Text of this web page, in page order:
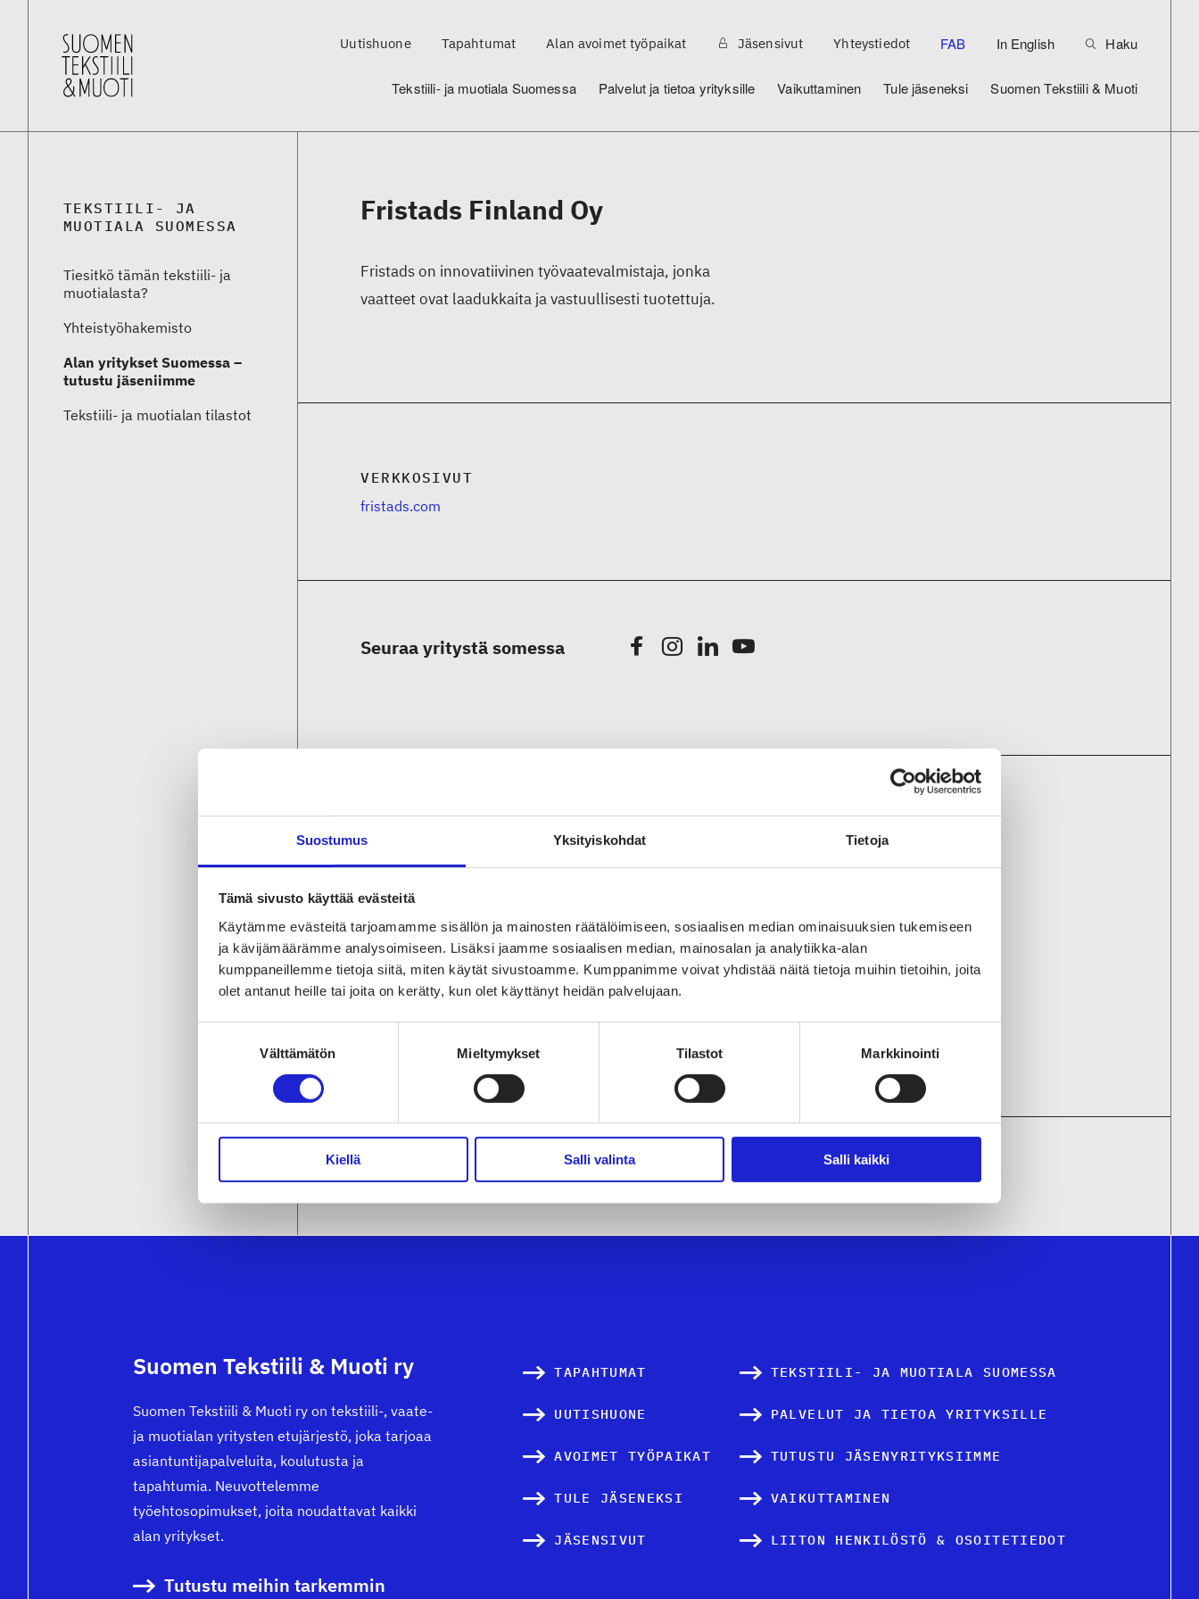
Suostumus Yksityiskohdat Tietoja
Tämä sivusto käyttää evästeitä
Käytämme evästeitä tarjoamamme sisällön ja mainosten räätälöimiseen, sosiaalisen median ominaisuuksien tukemiseen
ja kävijämäärämme analysoimiseen. Lisäksi jaamme sosiaalisen median, mainosalan ja analytiikka-alan
kumppaneillemme tietoja siitä, miten käytät sivustoamme. Kumppanimme voivat yhdistää näitä tietoja muihin tietoihin, joita
olet antanut heille tai joita on kerätty, kun olet käyttänyt heidän palvelujaan.
Välttämätön Mieltymykset Tilastot Markkinointi
Kiellä Salli valinta Salli kaikki
Uutishuone Tapahtumat Alan avoimet työpaikat Jäsensivut Yhteystiedot FAB In English Haku
Tekstiili- ja muotiala Suomessa Palvelut ja tietoa yrityksille Vaikuttaminen Tule jäseneksi Suomen Tekstiili & Muoti
TEKSTIILI- JA
MUOTIALA SUOMESSA
Tiesitkö tämän tekstiili- ja
muotialasta?
Yhteistyö­hakemisto
Alan yritykset Suomessa –
tutustu jäseniimme
Tekstiili- ja muotialan tilastot
Fristads Finland Oy
Fristads on innovatiivinen työvaatevalmistaja, jonka
vaatteet ovat laadukkaita ja vastuullisesti tuotettuja.
VERKKOSIVUT
fristads.com
Seuraa yritystä somessa
TUTUSTU MYÖS NÄIHIN JÄSENYRITYKSIIN
Added Value Design Oy
Touchpoint Oy
KAIKKI JÄSENYRITYKSEMME
Suomen Tekstiili & Muoti ry
Suomen Tekstiili & Muoti ry on tekstiili-, vaate-
ja muotialan yritysten etujärjestö, joka tarjoaa
asiantuntijapalveluita, koulutusta ja
tapahtumia. Neuvottelemme
työehtosopimukset, joita noudattavat kaikki
alan yritykset.
Tutustu meihin tarkemmin
TAPAHTUMAT
UUTISHUONE
AVOIMET TYÖPAIKAT
TULE JÄSENEKSI
JÄSENSIVUT
TEKSTIILI- JA MUOTIALA SUOMESSA
PALVELUT JA TIETOA YRITYKSILLE
TUTUSTU JÄSENYRITYKSIIMME
VAIKUTTAMINEN
LIITON HENKILÖSTÖ & OSOITETIEDOT